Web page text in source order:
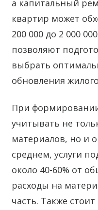
а капитальный
квартир может
200 000 до 2 000
позволяют
выбрать
обновления
При
учитывать не
материалов, но и
среднем, услуги
около 40-60% от
расходы на
часть. Также